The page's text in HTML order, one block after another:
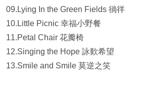
09.Lying In the Green Fields 徜徉
10.Little Picnic 幸福小野餐
11.Petal Chair 花瓣椅
12.Singing the Hope 詠歎希望
13.Smile and Smile 莫逆之笑